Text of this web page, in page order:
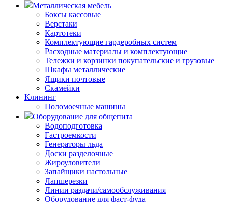
Металлическая мебель
Боксы кассовые
Верстаки
Картотеки
Комплектующие гардеробных систем
Расходные материалы и комплектующие
Тележки и корзинки покупательские и грузовые
Шкафы металлические
Ящики почтовые
Скамейки
Клининг
Поломоечные машины
Оборудование для общепита
Водоподготовка
Гастроемкости
Генераторы льда
Доски разделочные
Жироуловители
Запайщики настольные
Лапшерезки
Линии раздачи/самообслуживания
Оборудование для фаст-фуда